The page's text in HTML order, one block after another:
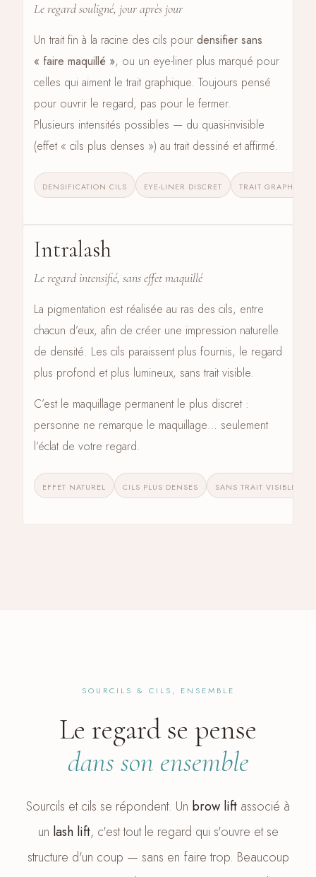
Le regard souligné, jour après jour
Un trait fin à la racine des cils pour densifier sans
« faire maquillé », ou un eye-liner plus marqué pour
celles qui aiment le trait graphique. Toujours pensé
pour ouvrir le regard, pas pour le fermer.
Plusieurs intensités possibles — du quasi-invisible
(effet « cils plus denses ») au trait dessiné et affirmé.
DENSIFICATION CILS EYE-LINER DISCRET TRAIT GRAPHIQUE
CÔTÉ CILS · 05
Intralash
Le regard intensifié, sans effet maquillé
La pigmentation est réalisée au ras des cils, entre
chacun d’eux, afin de créer une impression naturelle
de densité. Les cils paraissent plus fournis, le regard
plus profond et plus lumineux, sans trait visible.
C’est le maquillage permanent le plus discret :
personne ne remarque le maquillage… seulement
l’éclat de votre regard.
EFFET NATUREL CILS PLUS DENSES SANS TRAIT VISIBLE
SOURCILS & CILS, ENSEMBLE
Le regard se pense
dans son ensemble
Sourcils et cils se répondent. Un brow lift associé à
un lash lift, c'est tout le regard qui s'ouvre et se
structure d'un coup — sans en faire trop. Beaucoup